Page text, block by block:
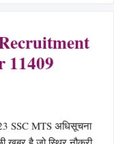
11409
SSC MTS अधिसूचना